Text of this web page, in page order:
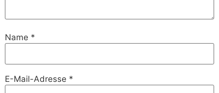
Name *
E-Mail-Adresse *